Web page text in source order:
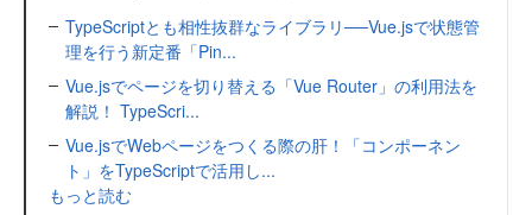
TypeScriptとも相性抜群なライブラリ──Vue.jsで状態管
理を行う新定番「Pin...
Vue.jsでページを切り替える「Vue Router」の利用法を
解説！ TypeScri...
Vue.jsでWebページをつくる際の肝！「コンポーネン
ト」をTypeScriptで活用し...
もっと読む